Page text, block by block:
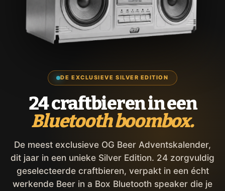
DE EXCLUSIEVE SILVER EDITION
24 craftbieren in een
Bluetooth boombox.
De meest exclusieve OG Beer Adventskalender,
dit jaar in een unieke Silver Edition. 24 zorgvuldig
geselecteerde craftbieren, verpakt in een écht
werkende Beer in a Box Bluetooth speaker die je